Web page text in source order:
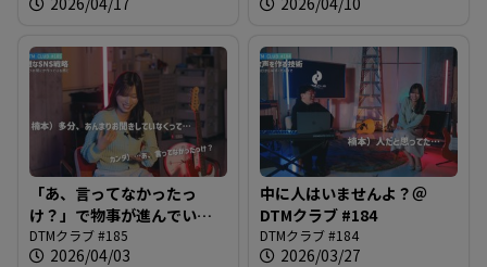
ラブ #187
「あ、言ってなかったっ
け？」で物事が進んでいく
＠DTMクラブ #185
DTMクラブ #185
2026/04/03
中に人はいませんよ？＠
DTMクラブ #184
DTMクラブ #184
2026/03/27